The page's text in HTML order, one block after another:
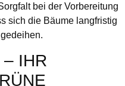
bei der Vorbereitung
sich die Bäume langfristig
IHR